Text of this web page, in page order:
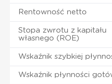
Rentowność netto
Stopa zwrotu z kapitału
własnego (ROE)
Wskaźnik szybkiej
Wskaźnik płynności